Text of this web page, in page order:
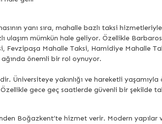
yanı sıra, mahalle bazlı taksi
ulaşım mümkün hale geliyor. Özellikle
Fevzipaşa Mahalle Taksi, Hamidiye Mahalle
ağında önemli bir rol oynuyor.
Üniversiteye yakınlığı ve hareketli
gece geç saatlerde güvenli bir şekilde
Boğazkent’te hizmet verir. Modern